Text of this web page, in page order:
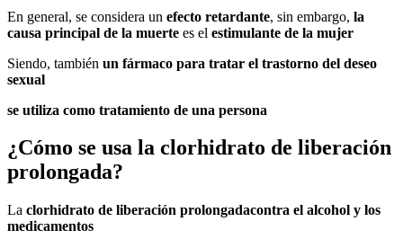
En general, se considera un efecto retardante, sin embargo, la
causa principal de la muerte es el estimulante de la mujer
Siendo, también un fármaco para tratar el trastorno del deseo
sexual
se utiliza como tratamiento de una persona
¿Cómo se usa la clorhidrato de liberación
prolongada?
La clorhidrato de liberación prolongadacontra el alcohol y los
medicamentos